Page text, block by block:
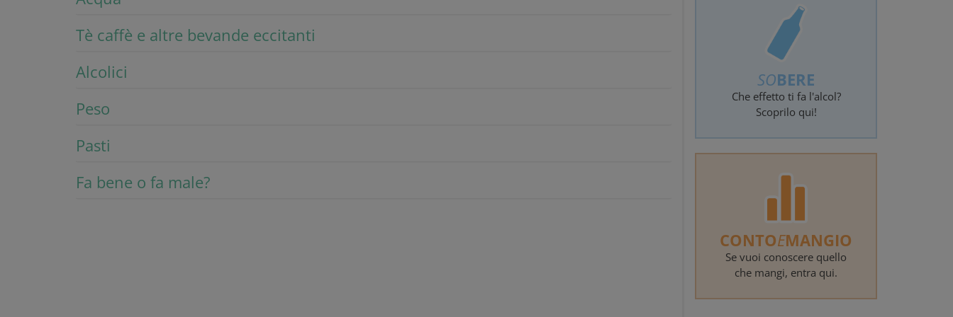
Tè caffè e altre bevande eccitanti
Alcolici
Peso
Pasti
Fa bene o fa male?
SOBERE
Che effetto ti fa l'alcol?
Scoprilo qui!
CONTOEMANGIO
Se vuoi conoscere quello
che mangi, entra qui.